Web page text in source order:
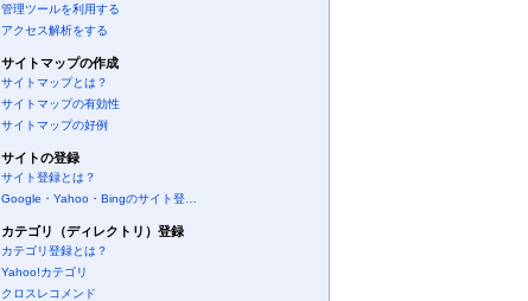
管理ツールを利用する
アクセス解析をする
サイトマップの作成
サイトマップとは？
サイトマップの有効性
サイトマップの好例
サイトの登録
サイト登録とは？
Google・Yahoo・Bingのサイト登…
カテゴリ（ディレクトリ）登録
カテゴリ登録とは？
Yahoo!カテゴリ
クロスレコメンド